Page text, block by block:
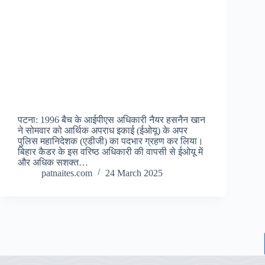
पटना: 1996 बैच के आईपीएस अधिकारी नैयर हसनैन खान
ने सोमवार को आर्थिक अपराध इकाई (ईओयू) के अपर
पुलिस महानिदेशक (एडीजी) का पदभार ग्रहण कर लिया।
बिहार कैडर के इस वरिष्ठ अधिकारी की वापसी से ईओयू में
और अधिक सशक्त…
patnaites.com
24 March 2025